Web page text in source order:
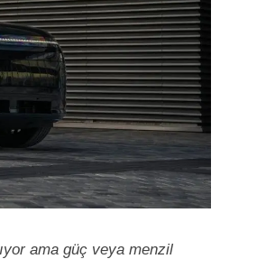
ama güç veya menzil